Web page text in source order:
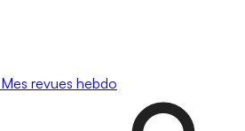
Mes revues hebdo